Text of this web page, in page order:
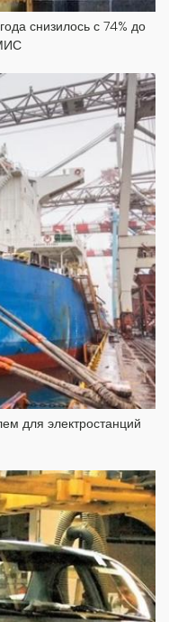
снизилось с 74% до
для электростанций